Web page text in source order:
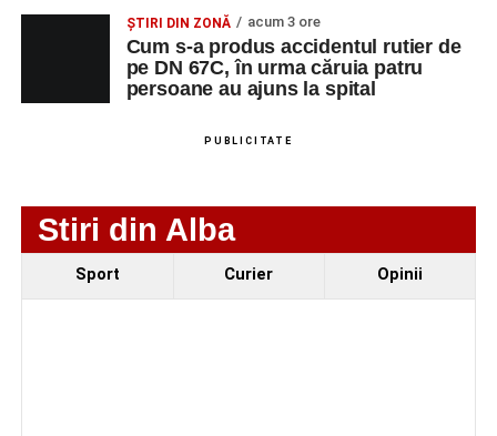
Școala de Fotbal Valea Frumoasei își întărește
lotul pentru noul sezon. Trei achiziții și performanțe
importante la nivel juvenil
urma căruia patru persoane au ajuns la spital
ȘTIRI DIN ZONĂ acum 3 ore
Cum s-a produs accidentul rutier de
pe DN 67C, în urma căruia patru
persoane au ajuns la spital
PUBLICITATE
Stiri din Alba
Sport Curier Opinii